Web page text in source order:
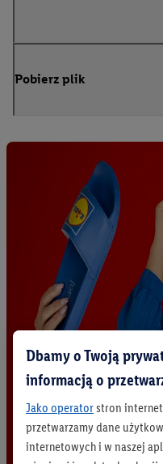
Pobierz plik
Dbamy o Twoją
informacją o
Jako operatorstron
przetwarzamy dane
internetowych i w naszej